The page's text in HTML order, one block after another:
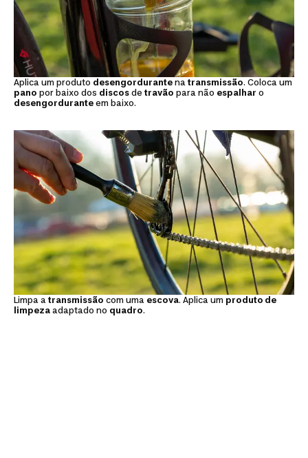
Aplica um produto desengordurante natransmissão. Coloca um
pano por baixo dos discos detravão para não espalhar o
desengordurante em baixo.
Limpa atransmissão com uma escova. Aplica um produto de
limpeza adaptado no quadro.